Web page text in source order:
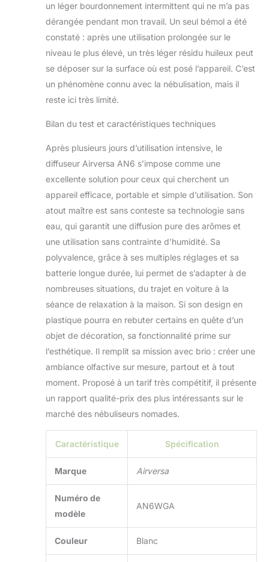
un léger bourdonnement intermittent qui ne m’a pas
dérangée pendant mon travail. Un seul bémol a été
constaté : après une utilisation prolongée sur le
niveau le plus élevé, un très léger résidu huileux peut
se déposer sur la surface où est posé l’appareil. C’est
un phénomène connu avec la nébulisation, mais il
reste ici très limité.
Bilan du test et caractéristiques techniques
Après plusieurs jours d’utilisation intensive, le
diffuseur Airversa AN6 s’impose comme une
excellente solution pour ceux qui cherchent un
appareil efficace, portable et simple d’utilisation. Son
atout maître est sans conteste sa technologie sans
eau, qui garantit une diffusion pure des arômes et
une utilisation sans contrainte d’humidité. Sa
polyvalence, grâce à ses multiples réglages et sa
batterie longue durée, lui permet de s’adapter à de
nombreuses situations, du trajet en voiture à la
séance de relaxation à la maison. Si son design en
plastique pourra en rebuter certains en quête d’un
objet de décoration, sa fonctionnalité prime sur
l’esthétique. Il remplit sa mission avec brio : créer une
ambiance olfactive sur mesure, partout et à tout
moment. Proposé à un tarif très compétitif, il présente
un rapport qualité-prix des plus intéressants sur le
marché des nébuliseurs nomades.
Caractéristique Spécification
Marque Airversa
Numéro de
modèle
AN6WGA
Couleur Blanc